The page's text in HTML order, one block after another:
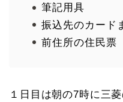
筆記用具
振込先のカード
前住所の住民票
１日目は朝の7時に三